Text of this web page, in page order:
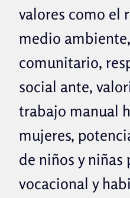
valores como el
medio
comunitario,
social ante,
trabajo manual
mujeres,
de niños y niñas
vocacional y